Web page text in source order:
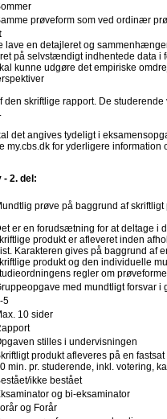
prøveform som ved ordinær
lave en detajleret og
på selvstændigt indhentede data i
kunne udgøre det empiriske
den skriftlige rapport. De
det angives tydeligt i
my.cbs.dk for yderligere
2. del:
prøve på baggrund af skriftligt
er en forudsætning for at deltage i
produkt er afleveret inden
Karakteren gives på baggrund af
produkt og den individuelle
regler om
med mundtligt forsvar i
5
10 sider
stilles i undervisningen
produkt afleveres på en
min. pr. studerende, inkl. votering,
ikke bestået
og bi-eksaminator
og Forår